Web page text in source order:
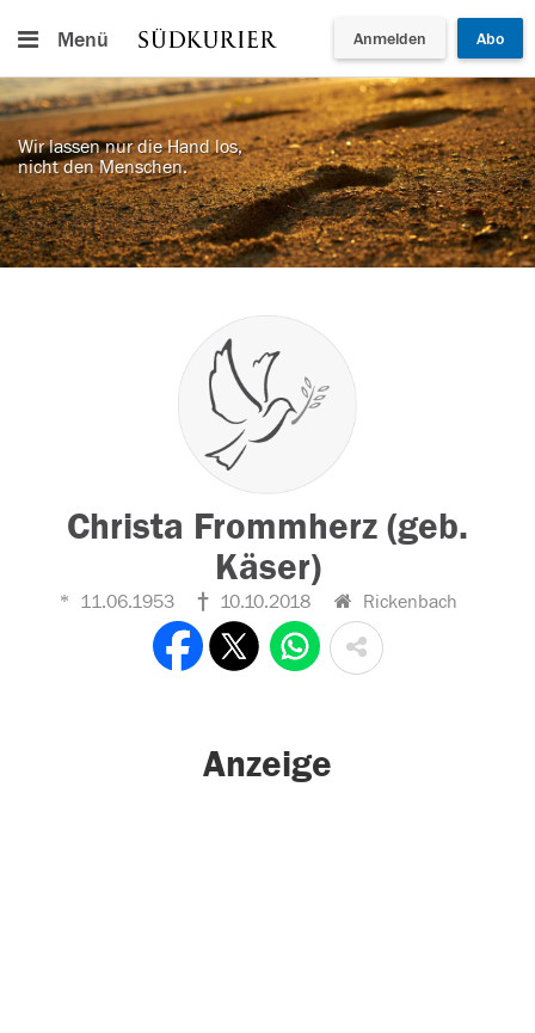
Menü Anmelden Abo
Wir lassen nur die Hand los,
nicht den Menschen.
Christa Frommherz (geb.
Käser)
11.06.1953 10.10.2018 Rickenbach
Anzeige